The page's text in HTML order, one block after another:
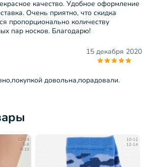
качество. Удобное оформление
Очень приятно, что скидка
пропорционально количеству
пар носков. Благодарю!
15 декабря 2020
довольна,порадовали.
12-14
6-8
8-10
10-12
12-14